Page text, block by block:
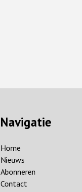
Navigatie
Home
Nieuws
Abonneren
Contact